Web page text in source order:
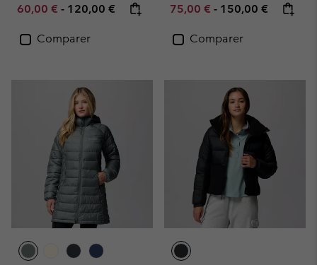
Minimum sale price:
60,00 € - Maximum price:
120,00 €
Comparer
Minimum sale price:
75,00 € - Maximum price:
150,00 €
Comparer